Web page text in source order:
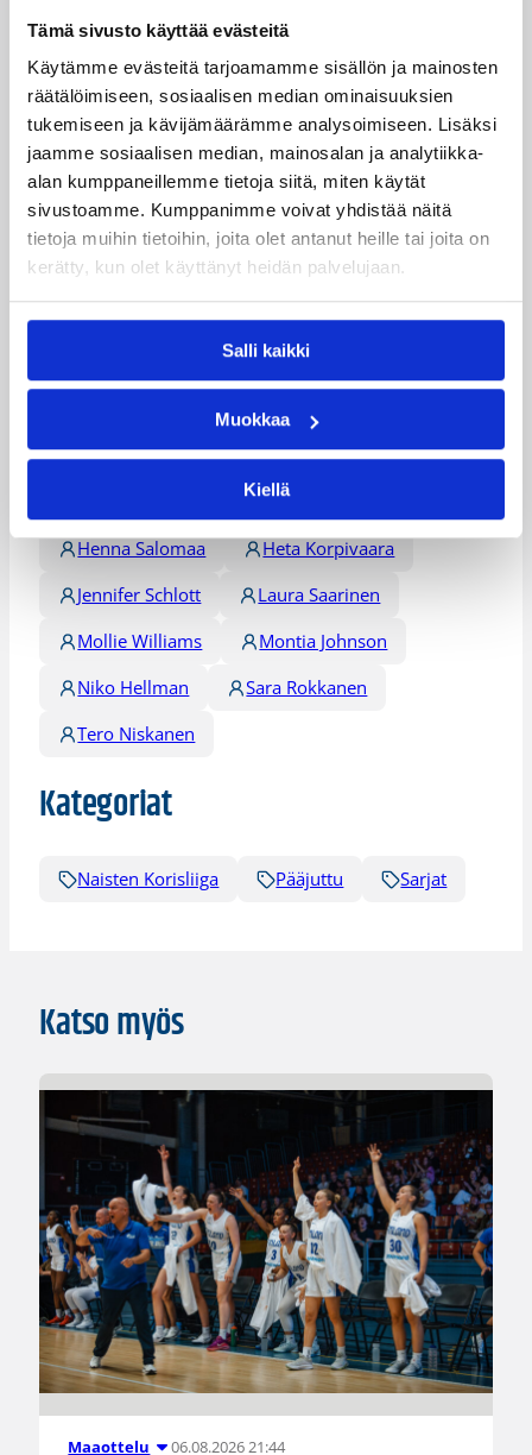
Tämä sivusto käyttää evästeitä
Käytämme evästeitä tarjoamamme sisällön ja mainosten
räätälöimiseen, sosiaalisen median ominaisuuksien
tukemiseen ja kävijämäärämme analysoimiseen. Lisäksi
jaamme sosiaalisen median, mainosalan ja analytiikka-
alan kumppaneillemme tietoja siitä, miten käytät
sivustoamme. Kumppanimme voivat yhdistää näitä
tietoja muihin tietoihin, joita olet antanut heille tai joita on
kerätty, kun olet käyttänyt heidän palvelujaan.
Salli kaikki
Muokkaa
Kiellä
Laajalla rintamalla onnistumisia keränneen
kotijoukkueen tehokkaimmat olivat Henna Salomaa
(16/4/6) sekä Laura Saarinen (13/11). Äänekoskelaisista
tuhoja pääsi tekemään Montia Johnson (22/15).
Lisätiedot:Ottelutilastot
Päivitetty13.12.2015
Henkilöt
Alexyz Vaioletama
Candice Warthen
Chandrea Jones
Danielle Ballard
Fiina Oljemark
Henna Salomaa
Heta Korpivaara
Jennifer Schlott
Laura Saarinen
Mollie Williams
Montia Johnson
Niko Hellman
Sara Rokkanen
Tero Niskanen
Kategoriat
Naisten Korisliiga Pääjuttu Sarjat
Katso myös
Maaottelu 06.08.2026 21:44